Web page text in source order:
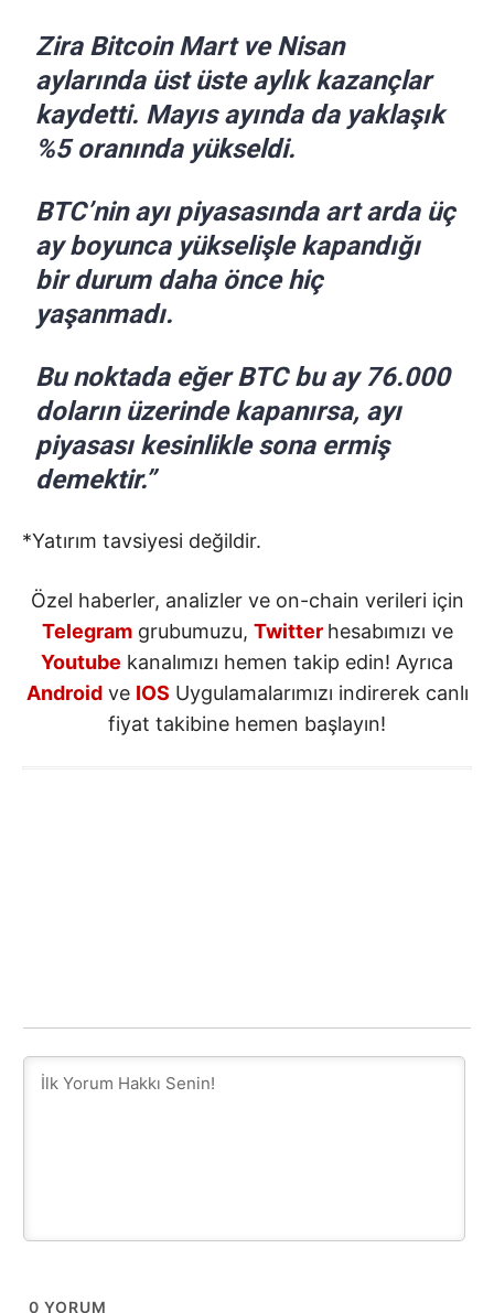
Zira Bitcoin Mart ve Nisan
aylarında üst üste aylık kazançlar
kaydetti. Mayıs ayında da yaklaşık
%5 oranında yükseldi.
BTC’nin ayı piyasasında art arda üç
ay boyunca yükselişle kapandığı
bir durum daha önce hiç
yaşanmadı.
Bu noktada eğer BTC bu ay 76.000
doların üzerinde kapanırsa, ayı
piyasası kesinlikle sona ermiş
demektir.”
*Yatırım tavsiyesi değildir.
Özel haberler, analizler ve on-chain verileri için
Telegramgrubumuzu, Twitter hesabımızı ve
Youtube kanalımızı hemen takip edin! Ayrıca
Androidve IOS Uygulamalarımızı indirerek canlı
fiyat takibine hemen başlayın!
0 YORUM